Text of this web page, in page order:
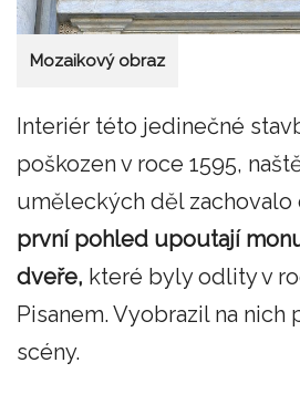
Mozaikový obraz
Interiér této jedinečné
poškozen v roce 1595,
uměleckých děl zachovalo
první pohled upoutají
dveře, které byly odlity v
Pisanem. Vyobrazil na
scény.